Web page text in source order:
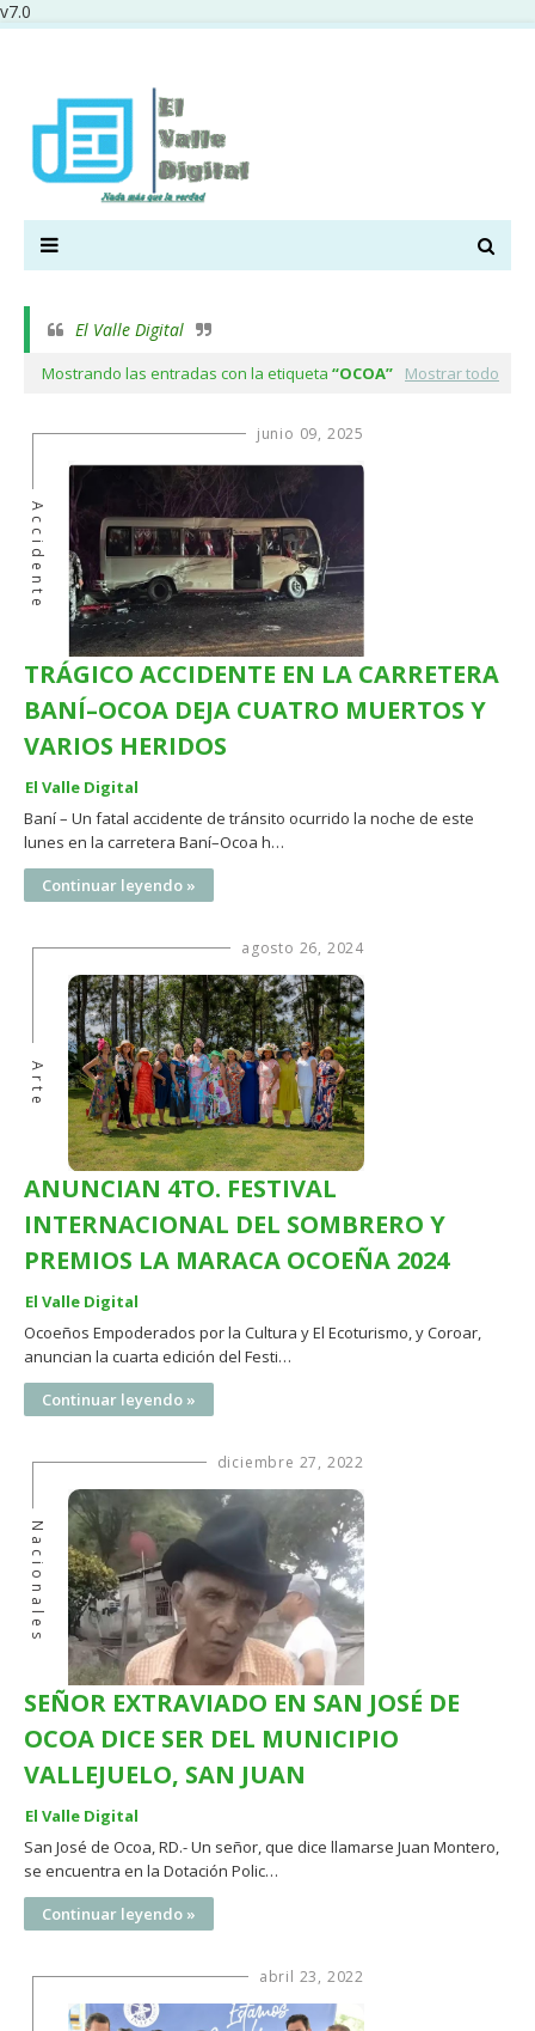
v7.0
El Valle Digital
Mostrando las entradas con la etiqueta OCOA Mostrar todo
junio 09, 2025
Accidente
TRÁGICO ACCIDENTE EN LA CARRETERA
BANÍ–OCOA DEJA CUATRO MUERTOS Y
VARIOS HERIDOS
El Valle Digital
Baní – Un fatal accidente de tránsito ocurrido la noche de este
lunes en la carretera Baní–Ocoa h…
Continuar leyendo »
agosto 26, 2024
Arte
ANUNCIAN 4TO. FESTIVAL
INTERNACIONAL DEL SOMBRERO Y
PREMIOS LA MARACA OCOEÑA 2024
El Valle Digital
Ocoeños Empoderados por la Cultura y El Ecoturismo, y Coroar,
anuncian la cuarta edición del Festi…
Continuar leyendo »
diciembre 27, 2022
Nacionales
SEÑOR EXTRAVIADO EN SAN JOSÉ DE
OCOA DICE SER DEL MUNICIPIO
VALLEJUELO, SAN JUAN
El Valle Digital
San José de Ocoa, RD.- Un señor, que dice llamarse Juan Montero,
se encuentra en la Dotación Polic…
Continuar leyendo »
abril 23, 2022